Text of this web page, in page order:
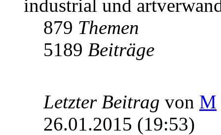
industrial und
879 Themen
5189 Beiträge
Letzter Beitrag von M
26.01.2015 (19:53)